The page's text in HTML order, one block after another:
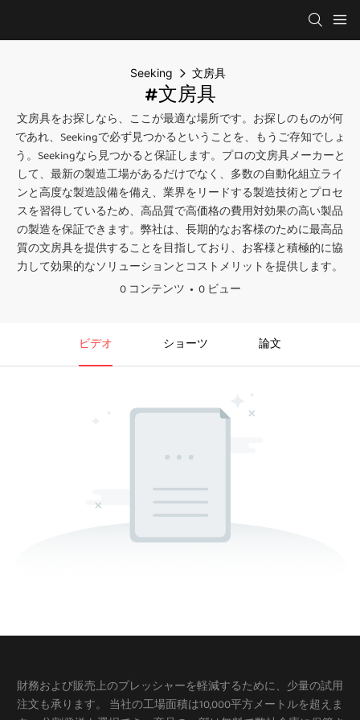
Seeking 文房具
#文房具
文房具をお探しなら、ここが最適な場所です。お探しのものが何
であれ、Seekingで必ず見つかるということを、もうご存知でしょ
う。Seekingなら見つかると保証します。プロの文房具メーカーと
して、最新の製造工場があるだけでなく、多数の自動化組立ライ
ンと高度な製造設備を備え、業界をリードする製造技術とプロセ
スを習得しているため、高品質で高価格の費用対効果の高い製品
の製造を保証できます。弊社は、長期的なお客様のために最高品
質の文房具を提供することを目指しており、お客様と積極的に協
力して効果的なソリューションとコストメリットを提供します。
0 コンテンツ
0 ビュー
ビデオ ショーツ 論文
財務および販売上のプレッシャーを軽減するために、少量の試用
注文も承ります。 当社の工場面積は10,000平方メートルを超えま